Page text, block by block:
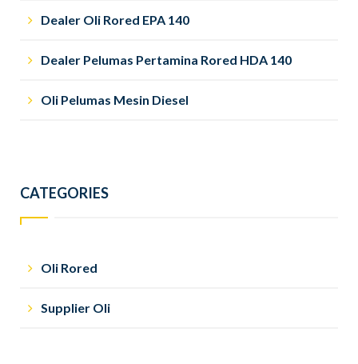
Dealer Oli Rored EPA 140
Dealer Pelumas Pertamina Rored HDA 140
Oli Pelumas Mesin Diesel
CATEGORIES
Oli Rored
Supplier Oli